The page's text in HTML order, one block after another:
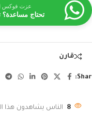
عزت فوكس
تحتاج مساعدة؟
قارن
8 الناس يشاهدون هذا